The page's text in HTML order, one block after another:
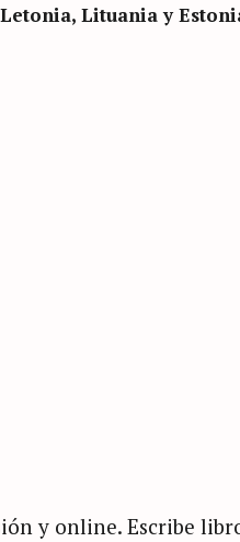
Lituania y
y online. Escribe